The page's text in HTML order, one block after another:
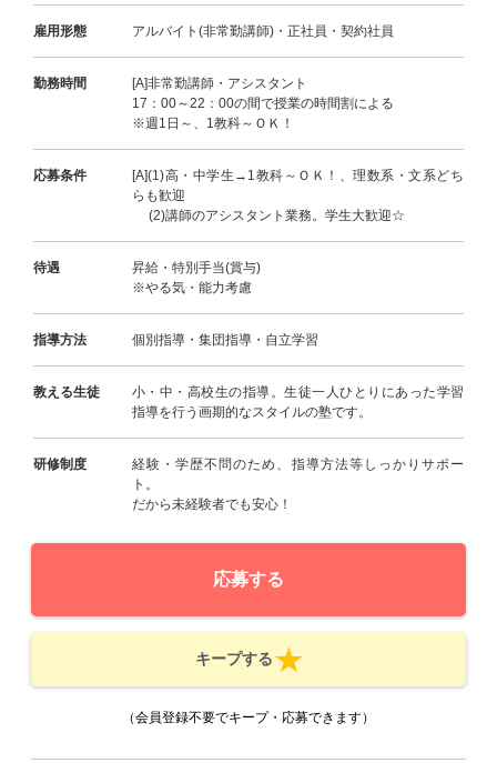
雇用形態 アルバイト(非常勤講師)・正社員・契約社員
勤務時間
[A]非常勤講師・アシスタント
17：00～22：00の間で授業の時間割による
※週1日～、1教科～ＯＫ！
応募条件
[A](1)高・中学生→1教科～ＯＫ！、理数系・文系どち
らも歓迎
(2)講師のアシスタント業務。学生大歓迎☆
待遇
昇給・特別手当(賞与)
※やる気・能力考慮
指導方法 個別指導・集団指導・自立学習
教える生徒
小・中・高校生の指導。生徒一人ひとりにあった学習
指導を行う画期的なスタイルの塾です。
研修制度
経験・学歴不問のため、指導方法等しっかりサポー
ト。
だから未経験者でも安心！
応募する
キープする
（会員登録不要でキープ・応募できます）